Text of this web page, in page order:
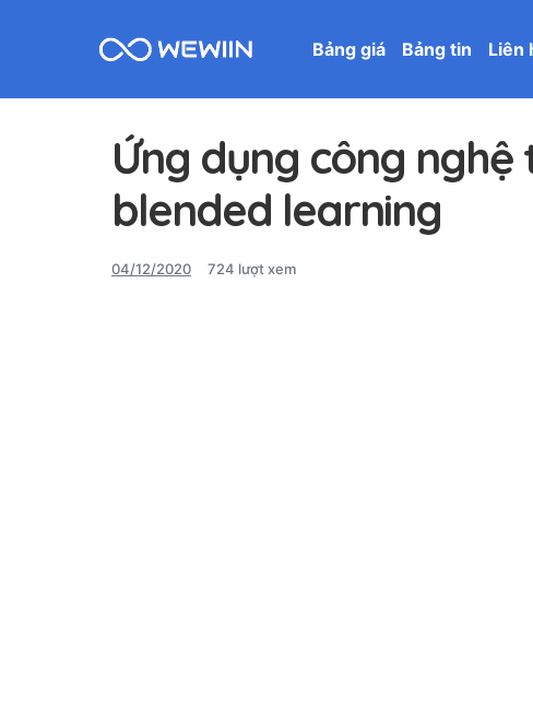
Bảng giá Bảng tin Liên
Ứng dụng công
blended learning
04/12/2020 724 lượt xem